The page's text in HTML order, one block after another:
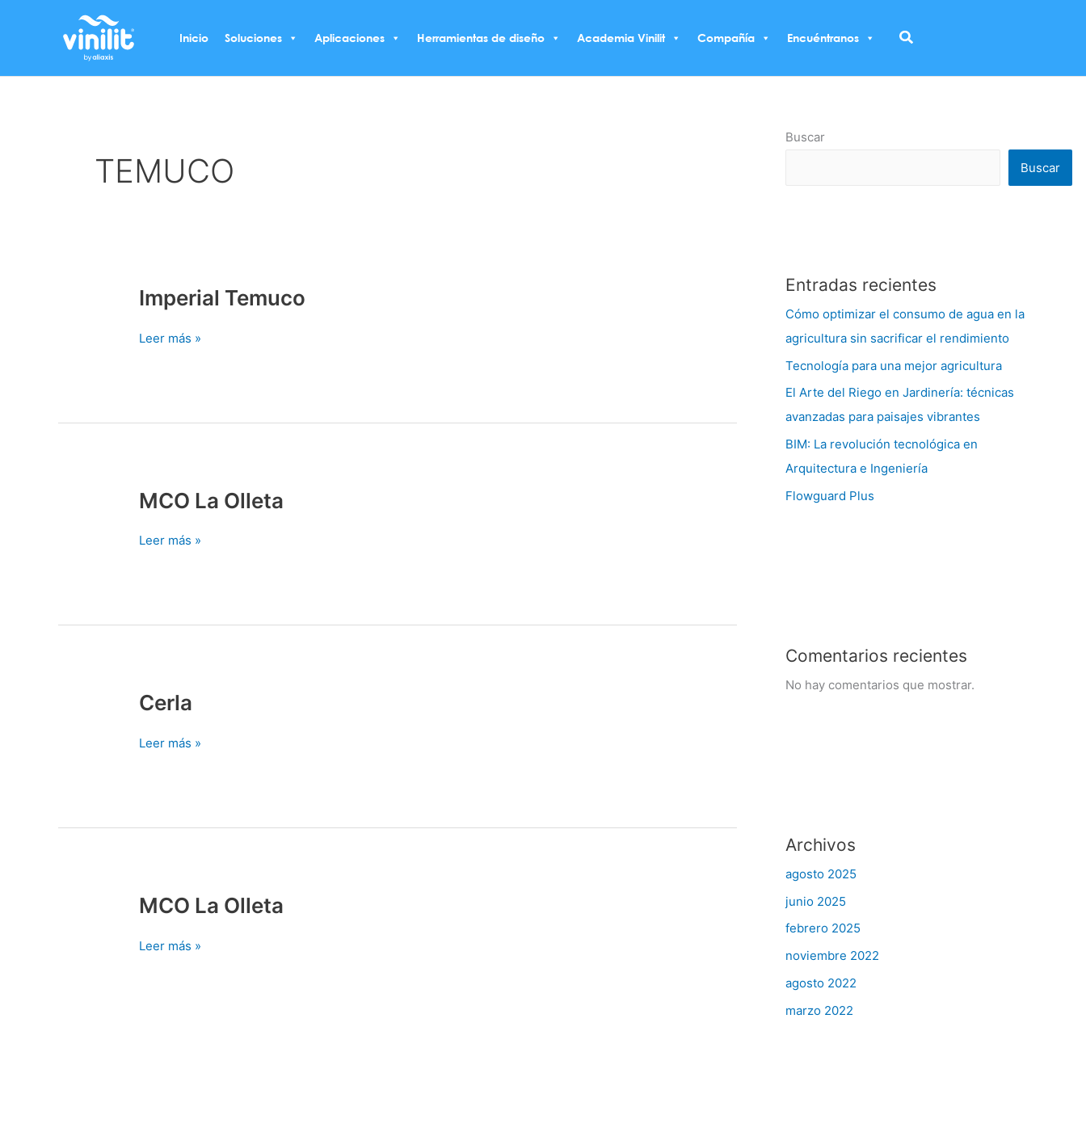
Inicio Soluciones Aplicaciones Herramientas de diseño Academia Vinilit Compañía Encuéntranos Buscar
TEMUCO
Imperial Temuco
Imperial
Temuco
Leer más »
MCO La Olleta
MCO
Olleta
Leer más »
Cerla
Cerla
Leer más »
MCO La Olleta
MCO
Olleta
Leer más »
Buscar
Buscar
Entradas recientes
Cómo optimizar el consumo de agua en la
agricultura sin sacrificar el rendimiento
Tecnología para una mejor agricultura
El Arte del Riego en Jardinería: técnicas
avanzadas para paisajes vibrantes
BIM: La revolución tecnológica en
Arquitectura e Ingeniería
Flowguard Plus
Comentarios recientes
No hay comentarios que mostrar.
Archivos
agosto 2025
junio 2025
febrero 2025
noviembre 2022
agosto 2022
marzo 2022